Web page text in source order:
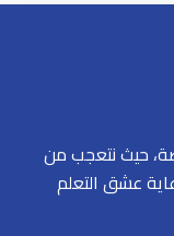
حيث نتعجب من
عشق التعلم